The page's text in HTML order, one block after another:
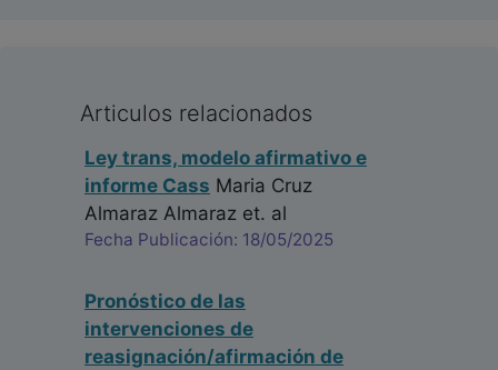
Articulos relacionados
Ley trans, modelo afirmativo e
informe Cass Maria Cruz
Almaraz Almaraz et. al
Fecha Publicación: 18/05/2025
Pronóstico de las
intervenciones de
reasignación/afirmación de